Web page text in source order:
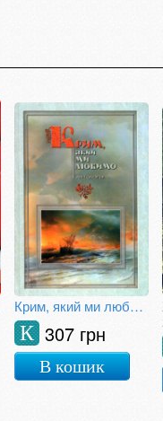
Крим, який ми любимо
307 грн
К
В кошик